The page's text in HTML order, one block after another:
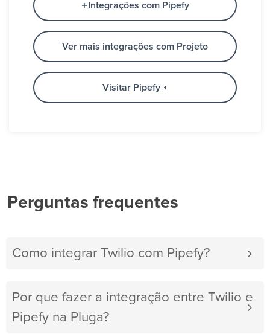
Integrações com Pipefy
Ver mais integrações com Projeto
Visitar Pipefy
Perguntas frequentes
Como integrar Twilio com Pipefy?
Por que fazer a integração entre Twilio e
Pipefy na Pluga?